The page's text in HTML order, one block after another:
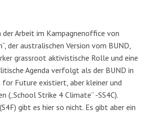
der Arbeit im Kampagnenoffice von
der australischen Version vom BUND,
grassroot aktivistische Rolle und eine
Agenda verfolgt als der BUND in
for Future existiert, aber kleiner und
(„School Strike 4 Climate“ -SS4C).
gibt es hier so nicht. Es gibt aber ein